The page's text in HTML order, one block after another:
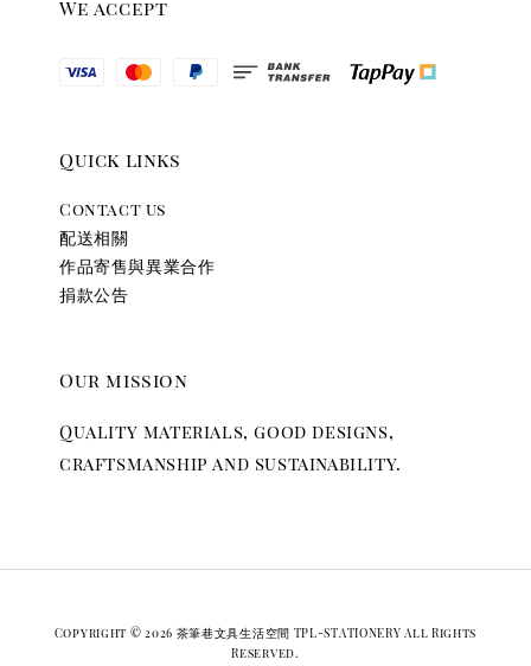
We accept
Quick links
Contact us
配送相關
作品寄售與異業合作
捐款公告
Our mission
Quality materials, good designs,
craftsmanship and sustainability.
Copyright © 2026 茶筆巷文具生活空間 TPL-STATIONERY All Rights
Reserved.